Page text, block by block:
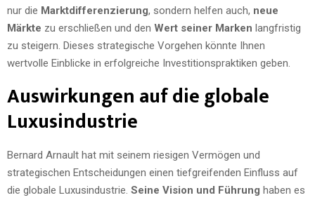
nur die Marktdifferenzierung, sondern helfen auch, neue
Märkte zu erschließen und den Wert seiner Marken langfristig
zu steigern. Dieses strategische Vorgehen könnte Ihnen
wertvolle Einblicke in erfolgreiche Investitionspraktiken geben.
Auswirkungen auf die globale
Luxusindustrie
Bernard Arnault hat mit seinem riesigen Vermögen und
strategischen Entscheidungen einen tiefgreifenden Einfluss auf
die globale Luxusindustrie. Seine Vision und Führung haben es